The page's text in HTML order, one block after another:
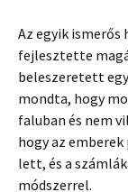
Az egyik
fejlesztette
beleszeretett
mondta, hogy
faluban és nem
hogy az
lett, és a
módszerrel.